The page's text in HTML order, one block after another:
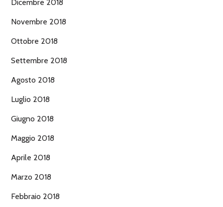
Dicembre 2018
Novembre 2018
Ottobre 2018
Settembre 2018
Agosto 2018
Luglio 2018
Giugno 2018
Maggio 2018
Aprile 2018
Marzo 2018
Febbraio 2018